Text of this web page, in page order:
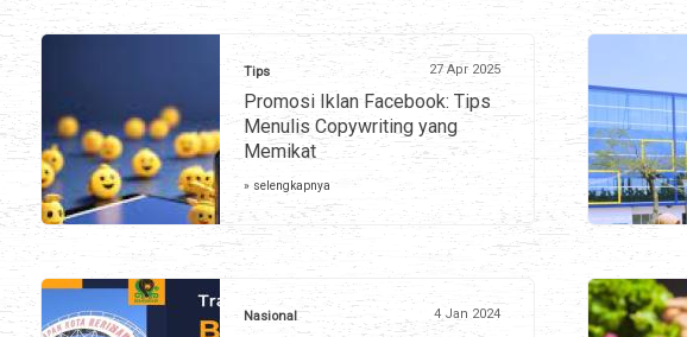
Tips 27 Apr 2025
Promosi Iklan Facebook: Tips
Menulis Copywriting yang
Memikat
» selengkapnya
Nasional 4 Jan 2024